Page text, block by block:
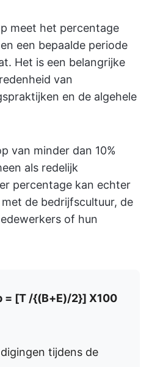
meet het percentage
een bepaalde periode
Het is een belangrijke
van
en de algehele
van minder dan 10%
als redelijk
percentage kan echter
de bedrijfscultuur, de
of hun
= [T /{(B+E)/2}] X100
tijdens de